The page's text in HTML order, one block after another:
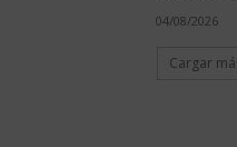
04/08/2026
Cargar